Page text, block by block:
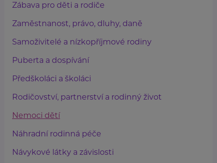
Zábava pro děti a rodiče
Zaměstnanost, právo, dluhy, daně
Samoživitelé a nízkopříjmové rodiny
Puberta a dospívání
Předškoláci a školáci
Rodičovství, partnerství a rodinný život
Nemoci dětí
Náhradní rodinná péče
Návykové látky a závislosti